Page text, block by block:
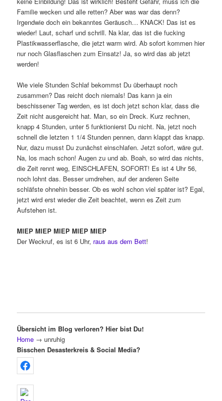
Familie wecken und alle retten? Aber was war das denn?
Irgendwie doch ein bekanntes Geräusch… KNACK! Das ist es
wieder! Laut, scharf und schrill. Na klar, das ist die fucking
Plastikwasserflasche, die jetzt warm wird. Ab sofort kommen hier
nur noch Glasflaschen zum Einsatz! Ja, so wird das ab jetzt
werden!
Wie viele Stunden Schlaf bekommst Du überhaupt noch
zusammen? Das reicht doch niemals! Das kann ja ein
beschissener Tag werden, es ist doch jetzt schon klar, dass die
Zeit nicht ausgereicht hat. Man, so ein Dreck. Kurz rechnen,
knapp 4 Stunden, unter 5 funktionierst Du nicht. Na, jetzt noch
schnell die letzten 1 1/4 Stunden pennen, dann klappt das knapp.
Nur, dazu musst Du zunächst einschlafen. Jetzt sofort, wäre gut.
Na, los mach schon! Augen zu und ab. Boah, so wird das nichts,
die Zeit rennt weg, EINSCHLAFEN, SOFORT! Es ist 4 Uhr 56,
noch lohnt das. Besser umdrehen, auf der anderen Seite
schläfste ohnehin besser. Ob es wohl schon viel später ist? Egal,
jetzt wird erst wieder die Zeit beachtet, wenn es Zeit zum
Aufstehen ist.
MIEP MIEP MIEP MIEP MIEP
Der Weckruf, es ist 6 Uhr, raus aus dem Bett!
Übersicht im Blog verloren? Hier bist Du!
Home → unruhig
Bisschen Desasterkreis & Social Media?